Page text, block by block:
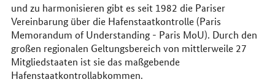
und zu harmonisieren gibt es seit 1982 die Pariser
Vereinbarung über die Hafenstaatkontrolle (Paris
Memorandum of Understanding- Paris MoU). Durch den
großen regionalen Geltungsbereich von mittlerweile 27
Mitgliedstaaten ist sie das maßgebende
Hafenstaatkontrollabkommen.